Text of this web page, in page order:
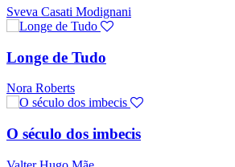
Sveva Casati Modignani
Longe de Tudo
Nora Roberts
O século dos imbecis